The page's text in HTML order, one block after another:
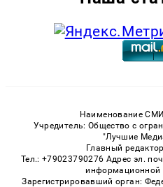
Наименование
Учредитель: Общество с
"Лучшие
Главный
Тел.: +79023790276 Адрес эл.
информационной
Зарегистрировавший орган: